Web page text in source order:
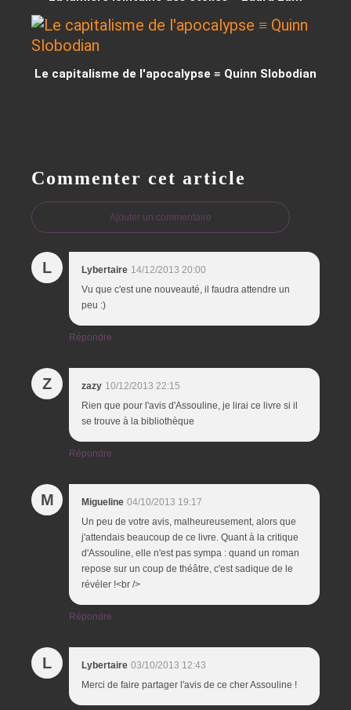
Le capitalisme de l'apocalypse ≡ Quinn Slobodian
Commenter cet article
Ajouter un commentaire
L Lybertaire 14/12/2013 20:00
Vu que c'est une nouveauté, il faudra attendre un
peu :)
Répondre
Z zazy 10/12/2013 22:15
Rien que pour l'avis d'Assouline, je lirai ce livre si il
se trouve à la bibliothèque
Répondre
M Migueline 04/10/2013 19:17
Un peu de votre avis, malheureusement, alors que
j'attendais beaucoup de ce livre. Quant à la critique
d'Assouline, elle n'est pas sympa : quand un roman
repose sur un coup de théâtre, c'est sadique de le
révéler !<br />
Répondre
L Lybertaire 03/10/2013 12:43
Merci de faire partager l'avis de ce cher Assouline !